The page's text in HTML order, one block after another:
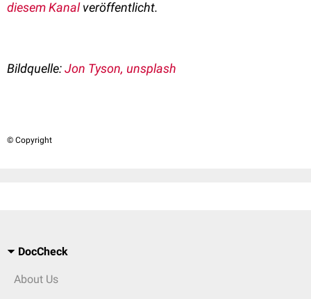
diesem Kanalveröffentlicht.
Bildquelle:Jon Tyson, unsplash
© Copyright
DocCheck
About Us